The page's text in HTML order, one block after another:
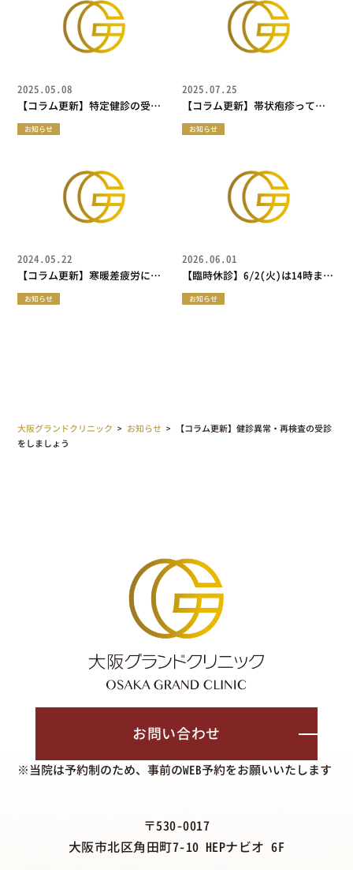
【コラム更新】特定健診の受診
2025.05.08
お知らせ
【コラム更新】帯状疱疹ってど
2025.07.25
お知らせ
【コラム更新】寒暖差疲労に要
注意
2024.05.22
お知らせ
【臨時休診】6/2(火)は14時まで
の診療となります
2026.06.01
お知らせ
大阪グランドクリニック > お知らせ >
【コラム更新】健診異常・再検査の受診
をしましょう
お問い合わせ
※当院は予約制のため、事前のWEB予約をお願いいたします
〒530-0017
大阪市北区角田町7-10 HEPナビオ 6F